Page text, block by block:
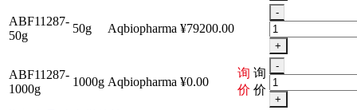
ABF11287-
50g
50g Aqbiopharma ¥79200.00
-
+
ABF11287-
1000g
1000g Aqbiopharma ¥0.00
询
价
询
价
-
+